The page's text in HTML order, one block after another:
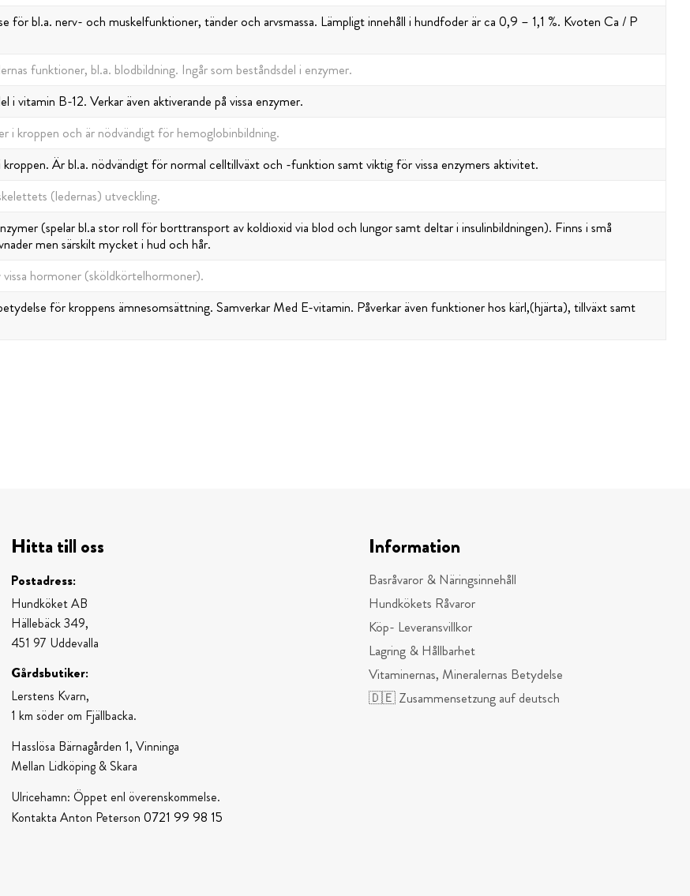
för bl.a. nerv- och muskelfunktioner, tänder och arvsmassa. Lämpligt innehåll i hundfoder är ca 0,9 – 1,1 %. Kvoten Ca / P
funktioner, bl.a. blodbildning. Ingår som beståndsdel i enzymer.
i vitamin B-12. Verkar även aktiverande på vissa enzymer.
i kroppen och är nödvändigt för hemoglobinbildning.
Är bl.a. nödvändigt för normal celltillväxt och -funktion samt viktig för vissa enzymers aktivitet.
(ledernas) utveckling.
(spelar bl.a stor roll för borttransport av koldioxid via blod och lungor samt deltar i insulinbildningen). Finns i små
men särskilt mycket i hud och hår.
hormoner (sköldkörtelhormoner).
för kroppens ämnesomsättning. Samverkar Med E-vitamin. Påverkar även funktioner hos kärl,(hjärta), tillväxt samt
Hitta till oss
Postadress:
Hundköket AB
Hällebäck 349,
451 97 Uddevalla
Gårdsbutiker:
Lerstens Kvarn,
1 km söder om Fjällbacka.
Hasslösa Bärnagården 1, Vinninga
Mellan Lidköping & Skara
Ulricehamn: Öppet enl överenskommelse.
Kontakta Anton Peterson 0721 99 98 15
Information
Basråvaror & Näringsinnehåll
Hundkökets Råvaror
Köp- Leveransvillkor
Lagring & Hållbarhet
Vitaminernas, Mineralernas Betydelse
🇩🇪 Zusammensetzung auf deutsch